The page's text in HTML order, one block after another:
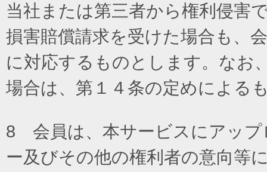
当社または第三者から権利侵害
損害賠償請求を受けた場合も、
に対応するものとします。なお
場合は、第１４条の定めによる
8 会員は、本サービスにアップ
ー及びその他の権利者の意向等